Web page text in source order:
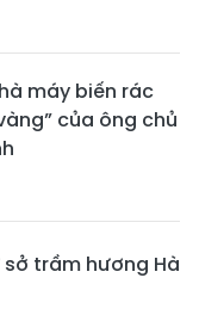
máy biến rác
của ông chủ
sở trầm hương Hà